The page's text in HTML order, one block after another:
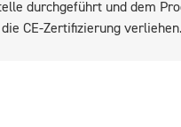
durchgeführt und dem
CE-Zertifizierung verliehen.